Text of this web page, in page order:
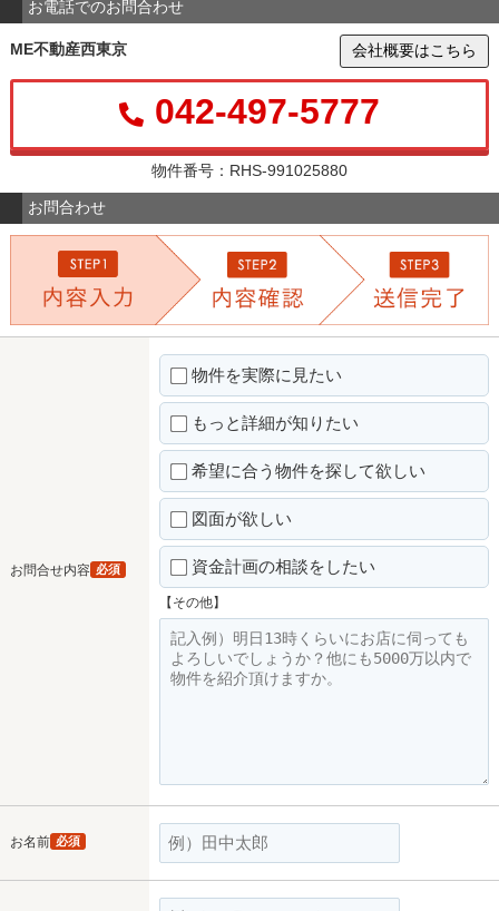
お電話でのお問合わせ
ME不動産西東京 会社概要はこちら
042-497-5777
物件番号：RHS-991025880
お問合わせ
お問合せ内容 必須
物件を実際に見たい
もっと詳細が知りたい
希望に合う物件を探して欲しい
図面が欲しい
資金計画の相談をしたい
【その他】
お名前 必須